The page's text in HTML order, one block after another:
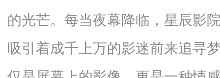
的光芒。每当夜幕降临，星辰影
吸引着成千上万的影迷前来追寻